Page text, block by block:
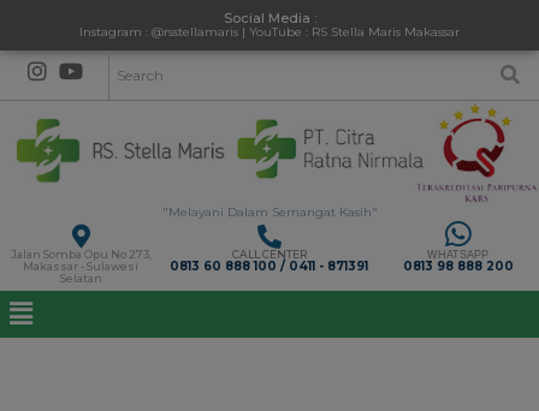
Social Media :
Instagram : @rsstellamaris | YouTube : RS Stella Maris Makassar
"Melayani Dalam Semangat Kasih"
Jalan Somba Opu No 273,
Makassar - Sulawesi
Selatan
CALL CENTER
0813 60 888 100 / 0411 - 871391
WHATSAPP
0813 98 888 200